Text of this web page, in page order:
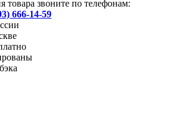
товара звоните по телефонам:
666-14-59